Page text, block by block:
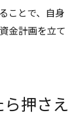
ォローアッ
むための
ことで、自身
金計画を立て
押さえ